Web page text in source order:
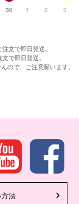
30 1 2 3
文で即日発送。
で即日発送。
ので、ご注意願います。
法